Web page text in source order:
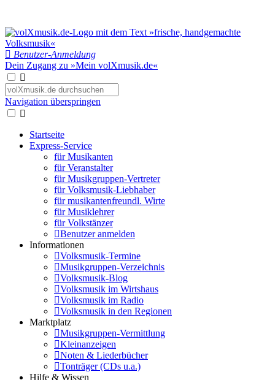
Benutzer-Anmeldung
Dein Zugang zu »Mein volXmusik.de«
Navigation überspringen
Startseite
Express-Service
für Musikanten
für Veranstalter
für Musikgruppen-Vertreter
für Volksmusik-Liebhaber
für musikantenfreundl. Wirte
für Musiklehrer
für Volkstänzer
Benutzer anmelden
Informationen
Volksmusik-Termine
Musikgruppen-Verzeichnis
Volksmusik-Blog
Volksmusik im Wirtshaus
Volksmusik im Radio
Volksmusik in den Regionen
Marktplatz
Musikgruppen-Vermittlung
Kleinanzeigen
Noten & Liederbücher
Tonträger (CDs u.a.)
Hilfe & Wissen